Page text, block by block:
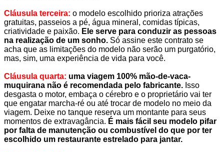
Cláusula terceira: o modelo escolhido prioriza atrações
gratuitas, passeios a pé, água mineral, comidas típicas,
criatividade e paixão. Ele serve para conduzir as pessoas
na realização de um sonho. Só assine este contrato se
acha que as limitações do modelo não serão um purgatório,
mas, sim, uma experiência de vida para você.
Cláusula quarta: uma viagem 100% mão-de-vaca-
muquirana não é recomendada pelo fabricante. Isso
desgasta o motor, embaça o cérebro e o proprietário vai ter
que engatar marcha-ré ou até trocar de modelo no meio da
viagem. Deixe no tanque reserva um montante para seus
momentos de extravagância. É mais fácil seu modelo pifar
por falta de manutenção ou combustível do que por ter
escolhido um restaurante estrelado para jantar.